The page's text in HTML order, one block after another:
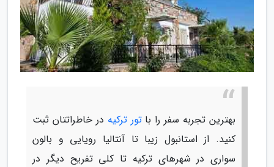
بهترین تجربه سفر را باتور ترکیه در خاطراتتان ثبت
کنید. از استانبول زیبا تا آنتالیا رویایی و بالون
سواری در شهرهای ترکیه تا کلی تفریح دیگر در